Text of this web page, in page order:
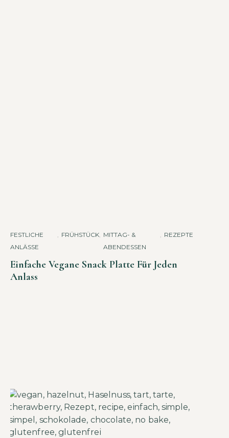
FESTLICHE
ANLÄSSE
, FRÜHSTÜCK, MITTAG- &
ABENDESSEN
, REZEPTE
Einfache Vegane Snack Platte Für Jeden
Anlass